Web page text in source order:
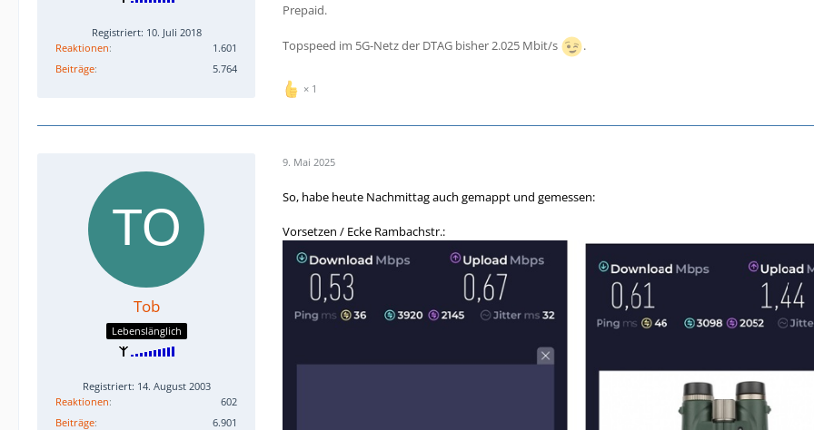
Registriert: 10. Juli 2018
Reaktionen
1.601
Beiträge
5.764
Prepaid.
Topspeed im 5G-Netz der DTAG bisher 2.025 Mbit/s .
1
Tob
Lebenslänglich
Registriert: 14. August 2003
Reaktionen
602
Beiträge
6.901
9. Mai 2025
So, habe heute Nachmittag auch gemappt und gemessen:
Vorsetzen / Ecke Rambachstr.: